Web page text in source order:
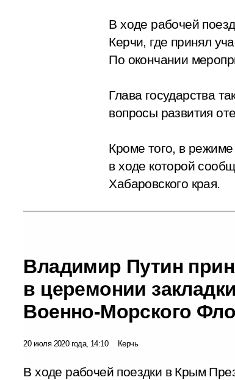
В ходе рабочей
Керчи, где принял
По окончании
Глава государства
вопросы развития
Кроме того, в
в ходе которой
Хабаровского края.
Владимир Путин
в церемонии
Военно-Морского
20 июля 2020 года, 14:10 Керчь
В ходе рабочей поездки в Крым